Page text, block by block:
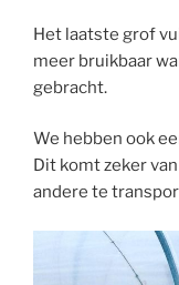
Het laatste grof
meer bruikbaar
gebracht.
We hebben ook
Dit komt zeker
andere te